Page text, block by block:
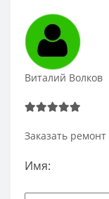
Виталий Волков
Заказать
Имя: